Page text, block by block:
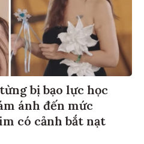
bị bạo lực học
ánh đến mức
có cảnh bắt nạt